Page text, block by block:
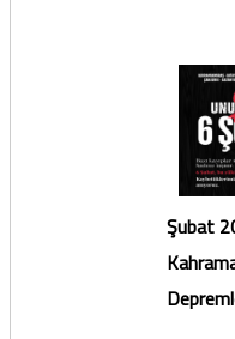
Şubat